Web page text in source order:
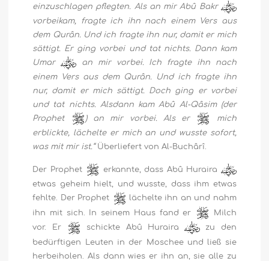
einzuschlagen pflegten. Als an mir Abû Bakr
vorbeikam, fragte ich ihn nach einem Vers aus
dem Qurân. Und ich fragte ihn nur, damit er mich
sättigt. Er ging vorbei und tat nichts. Dann kam
Umar
an mir vorbei. Ich fragte ihn nach
einem Vers aus dem Qurân. Und ich fragte ihn
nur, damit er mich sättigt. Doch ging er vorbei
und tat nichts. Alsdann kam Abû Al-Qâsim (der
Prophet
) an mir vorbei. Als er
mich
erblickte, lächelte er mich an und wusste sofort,
was mit mir ist.“Überliefert von Al-Buchârî.
Der Prophet
erkannte, dass Abû Huraira
etwas geheim hielt, und wusste, dass ihm etwas
fehlte. Der Prophet
lächelte ihn an und nahm
ihn mit sich. In seinem Haus fand er
Milch
vor. Er
schickte Abû Huraira
zu den
bedürftigen Leuten in der Moschee und ließ sie
herbeiholen. Als dann wies er ihn an, sie alle zu